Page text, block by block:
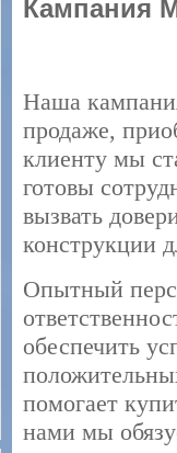
Кампания
Наша
продаже,
клиенту мы
готовы
вызвать
конструкции
Опытный
обеспечить
помогает
нами мы